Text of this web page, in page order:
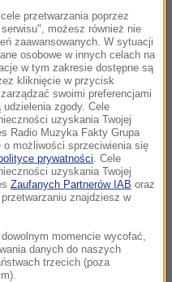
ma bowiem
i przy spalaniu
dla PGG tylko około
czyli niewiele. Ale
odbiorcom, bo ci
o tych, którzy
Powód
odpadami był jeden -
choć zatruwały
rynku.
przetwarzania poprzez
możesz również nie
zaawansowanych. W sytuacji
osobowe w innych celach na
w tym zakresie dostępne są
kliknięcie w przycisk
swoimi preferencjami
zgody. Cele
uzyskania Twojej
Radio Muzyka Fakty Grupa
możliwości sprzeciwienia się
prywatności . Cele
uzyskania Twojej
Zaufanych Partnerów IAB oraz
znajdziesz w
momencie wycofać,
danych do naszych
trzecich (poza